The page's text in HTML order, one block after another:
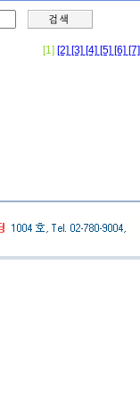
[1] [2] [3] [4] [5] [6] [7]